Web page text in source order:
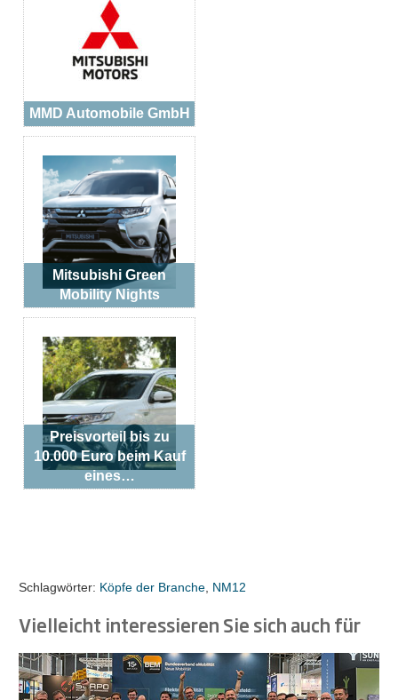
MMD Automobile GmbH
Mitsubishi Green
Mobility Nights
Preisvorteil bis zu
10.000 Euro beim Kauf
eines…
Schlagwörter: Köpfe der Branche NM12
Vielleicht interessieren Sie sich auch für